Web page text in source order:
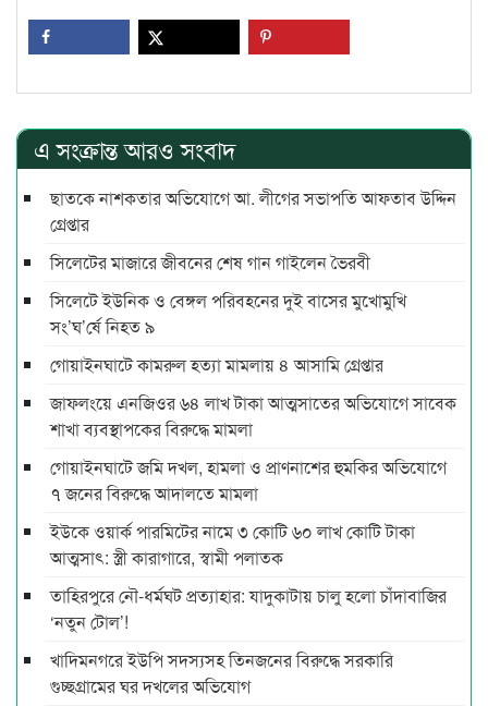
এ সংক্রান্ত আরও সংবাদ
ছাতকে নাশকতার অভিযোগে আ. লীগের সভাপ‌তি আফতাব উদ্দিন
গ্রেপ্তার
সিলেটের মাজারে জীবনের শেষ গান গাইলেন ভৈরবী
সিলেটে ইউনিক ও বেঙ্গল পরিবহনের দুই বাসের মুখোমুখি
সং’ঘ’র্ষে নিহত ৯
গোয়াইনঘাটে কামরুল হত্যা মামলায় ৪ আসামি গ্রেপ্তার
জাফলংয়ে এনজিওর ৬৪ লাখ টাকা আত্মসাতের অভিযোগে সাবেক
শাখা ব্যবস্থাপকের বিরুদ্ধে মামলা
গোয়াইনঘাটে জমি দখল, হামলা ও প্রাণনাশের হুমকির অভিযোগে
৭ জনের বিরুদ্ধে আদালতে মামলা
ইউকে ওয়ার্ক পারমিটের নামে ৩ কোটি ৬০ লাখ কোটি টাকা
আত্মসাৎ: স্ত্রী কারাগারে, স্বামী পলাতক
তাহিরপুরে নৌ-ধর্মঘট প্রত্যাহার: যাদুকাটায় চালু হলো চাঁদাবাজির
‘নতুন টোল’!
খাদিমনগরে ইউপি সদস্যসহ তিনজনের বিরুদ্ধে সরকারি
গুচ্ছগ্রামের ঘর দখলের অভিযোগ